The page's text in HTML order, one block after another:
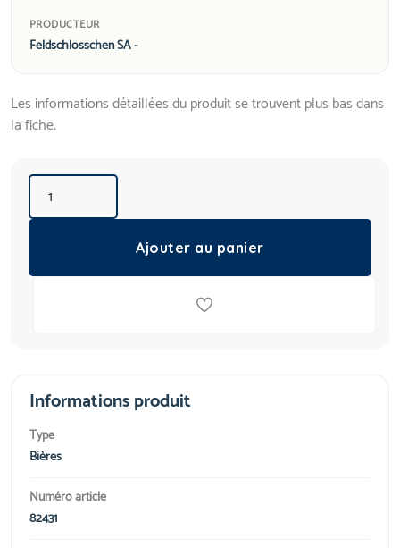
PRODUCTEUR
Feldschlösschen SA -
Les informations détaillées du produit se trouvent plus bas dans
la fiche.
Ajouter au panier
Informations produit
Type
Bières
Numéro article
82431